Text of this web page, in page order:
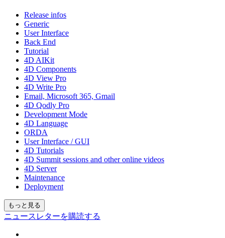
Release infos
Generic
User Interface
Back End
Tutorial
4D AIKit
4D Components
4D View Pro
4D Write Pro
Email, Microsoft 365, Gmail
4D Qodly Pro
Development Mode
4D Language
ORDA
User Interface / GUI
4D Tutorials
4D Summit sessions and other online videos
4D Server
Maintenance
Deployment
もっと見る
ニュースレターを購読する